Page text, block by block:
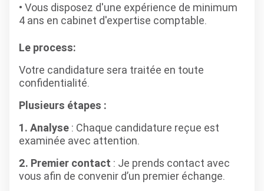
Vous disposez d'une expérience de minimum
4 ans en cabinet d'expertise comptable.
Le process:
Votre candidature sera traitée en toute
confidentialité.
Plusieurs étapes :
1. Analyse : Chaque candidature reçue est
examinée avec attention.
2. Premier contact : Je prends contact avec
vous afin de convenir d’un premier échange.